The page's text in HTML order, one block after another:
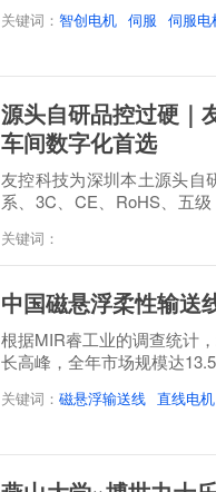
关键词： 智创电机 伺服 伺服电
源头自研品控过硬｜
车间数字化首选
友控科技为深圳本土源头自
系、3C、CE、RoHS、五
关键词：
中国磁悬浮柔性输送
根据MIR睿工业的调查统计
长高峰，全年市场规模达
关键词： 磁悬浮输送线 直线电机